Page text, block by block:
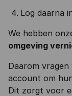
Log daarna
We hebben
omgeving
Daarom
account om
Dit zorgt voor